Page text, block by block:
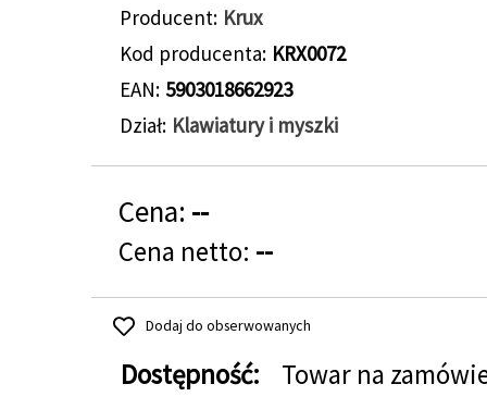
Producent Krux
Kod producenta KRX0072
EAN 5903018662923
Dział Klawiatury i myszki
Cena: --
Cena netto: --
Dodaj do obserwowanych
Dostępność:
Towar na